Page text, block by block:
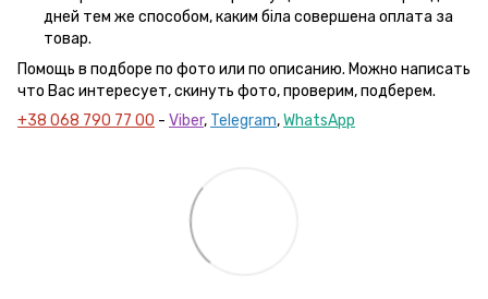
дней тем же способом, каким біла совершена оплата за
товар.
Помощь в подборе по фото или по описанию. Можно написать
что Вас интересует, скинуть фото, проверим, подберем.
+38 068 790 77 00 - Viber, Telegram,WhatsApp